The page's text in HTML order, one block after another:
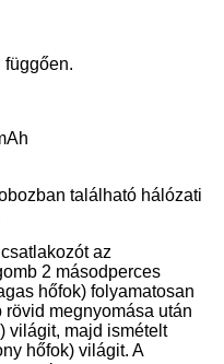
függően.
található hálózati
az
2 másodperces
hőfok) folyamatosan
megnyomása után
világit, majd ismételt
hőfok) világit. A